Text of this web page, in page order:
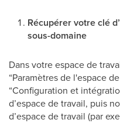
Récupérer votre clé
sous-domaine
Dans votre espace de
“Paramètres de l'espace
“Configuration et
d’espace de travail, puis
d’espace de travail (par